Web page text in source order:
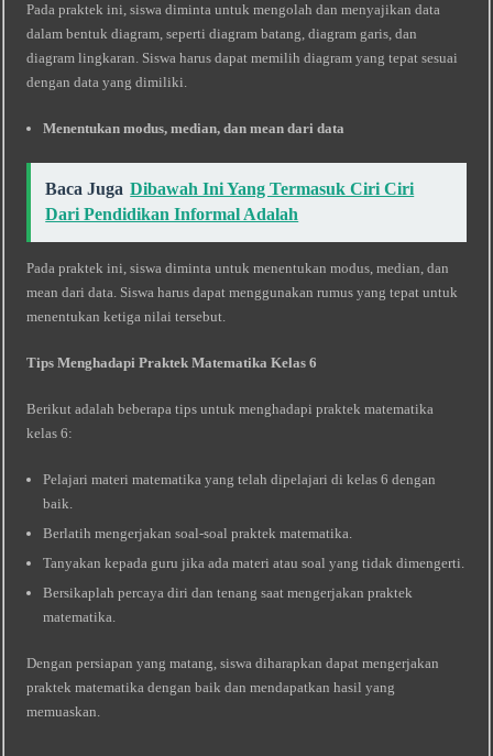
Pada praktek ini, siswa diminta untuk mengolah dan menyajikan data
dalam bentuk diagram, seperti diagram batang, diagram garis, dan
diagram lingkaran. Siswa harus dapat memilih diagram yang tepat sesuai
dengan data yang dimiliki.
Menentukan modus, median, dan mean dari data
Baca Juga Dibawah Ini Yang Termasuk Ciri Ciri
Dari Pendidikan Informal Adalah
Pada praktek ini, siswa diminta untuk menentukan modus, median, dan
mean dari data. Siswa harus dapat menggunakan rumus yang tepat untuk
menentukan ketiga nilai tersebut.
Tips Menghadapi Praktek Matematika Kelas 6
Berikut adalah beberapa tips untuk menghadapi praktek matematika
kelas 6:
Pelajari materi matematika yang telah dipelajari di kelas 6 dengan
baik.
Berlatih mengerjakan soal-soal praktek matematika.
Tanyakan kepada guru jika ada materi atau soal yang tidak dimengerti.
Bersikaplah percaya diri dan tenang saat mengerjakan praktek
matematika.
Dengan persiapan yang matang, siswa diharapkan dapat mengerjakan
praktek matematika dengan baik dan mendapatkan hasil yang
memuaskan.